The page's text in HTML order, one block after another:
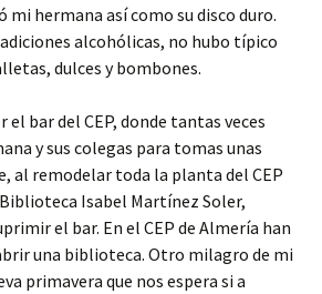
mi hermana así como su disco duro.
alcohólicas, no hubo típico
dulces y bombones.
bar del CEP, donde tantas veces
y sus colegas para tomas unas
al remodelar toda la planta del CEP
Isabel Martínez Soler,
el bar. En el CEP de Almería han
una biblioteca. Otro milagro de mi
primavera que nos espera si a